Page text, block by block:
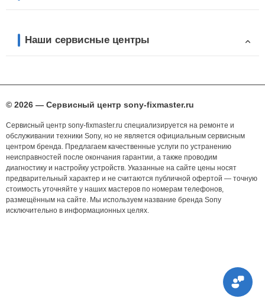
Наши сервисные центры
© 2026 — Сервисный центр sony-fixmaster.ru
Сервисный центр sony-fixmaster.ru специализируется на ремонте и
обслуживании техники Sony, но не является официальным сервисным
центром бренда. Предлагаем качественные услуги по устранению
неисправностей после окончания гарантии, а также проводим
диагностику и настройку устройств. Указанные на сайте цены носят
предварительный характер и не считаются публичной офертой — точную
стоимость уточняйте у наших мастеров по номерам телефонов,
размещённым на сайте. Мы используем название бренда Sony
исключительно в информационных целях.